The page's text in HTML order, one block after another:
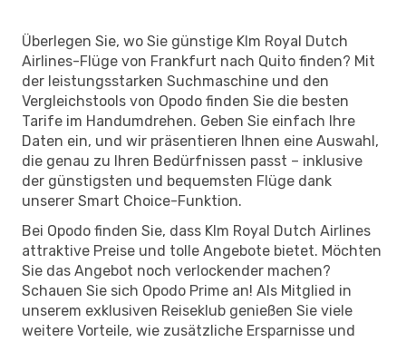
Überlegen Sie, wo Sie günstige Klm Royal Dutch
Airlines-Flüge von Frankfurt nach Quito finden? Mit
der leistungsstarken Suchmaschine und den
Vergleichstools von Opodo finden Sie die besten
Tarife im Handumdrehen. Geben Sie einfach Ihre
Daten ein, und wir präsentieren Ihnen eine Auswahl,
die genau zu Ihren Bedürfnissen passt – inklusive
der günstigsten und bequemsten Flüge dank
unserer Smart Choice-Funktion.
Bei Opodo finden Sie, dass Klm Royal Dutch Airlines
attraktive Preise und tolle Angebote bietet. Möchten
Sie das Angebot noch verlockender machen?
Schauen Sie sich Opodo Prime an! Als Mitglied in
unserem exklusiven Reiseklub genießen Sie viele
weitere Vorteile, wie zusätzliche Ersparnisse und